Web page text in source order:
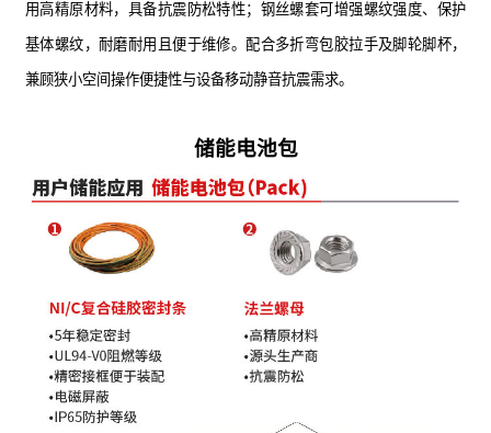
用高精原材料，具备抗震防松特性；钢丝螺套可增强螺纹强度、保护
基体螺纹，耐磨耐用且便于维修。配合多折弯包胶拉手及脚轮脚杯，
兼顾狭小空间操作便捷性与设备移动静音抗震需求。
储能电池包